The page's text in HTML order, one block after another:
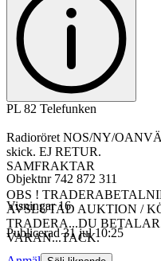
PL 82 Telefunken
Radioröret NOS/NY/
skick. EJ RETUR.
SAMFRAKTAR
OBS !
AVSLUTAD AUKTION /
TRADERA...DU
VARAN...TACK.
Objektnr 742 872 311
Visningar 16
Publicerad 31 jul 10:25